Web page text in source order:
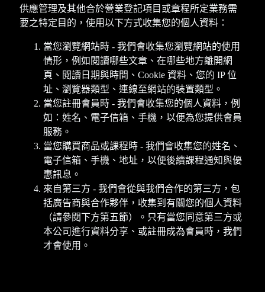
供應管理及其他合於營業登記項目或章程所定業務需
要之特定目的，使用以下方式收集您的個人資料：
當您瀏覽網站時 - 我們會收集您瀏覽網站的使用
情形，例如閱讀哪些文章、在哪些地方離開網
頁、閱讀日期與時間、Cookie 資料、您的 IP 位
址、瀏覽器類型、連線至網站的裝置類型。
當您註冊會員時 - 我們會收集您的個人資料，例
如：姓名、電子信箱、手機，以便為您提供會員
服務。
當您購買商品或課程時 - 我們會收集您的姓名、
電子信箱、手機、地址，以便後續課程通知與優
惠訊息。
來自第三方 - 我們會從與我們合作的第三方，包
括廣告商與合作夥伴，收集到有關您的個人資料
（請參閱下方第五節）。只有當您同意第三方或
本公司進行資料分享、或註冊成為會員時，我們
才會使用。